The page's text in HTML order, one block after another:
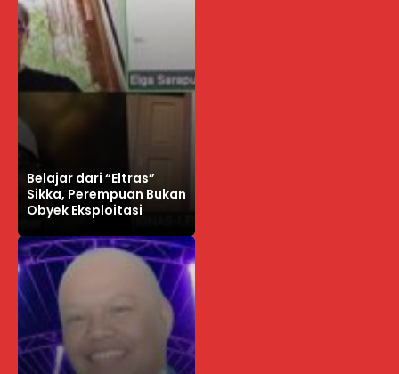
Belajar dari “Eltras”
Sikka, Perempuan Bukan
Obyek Eksploitasi